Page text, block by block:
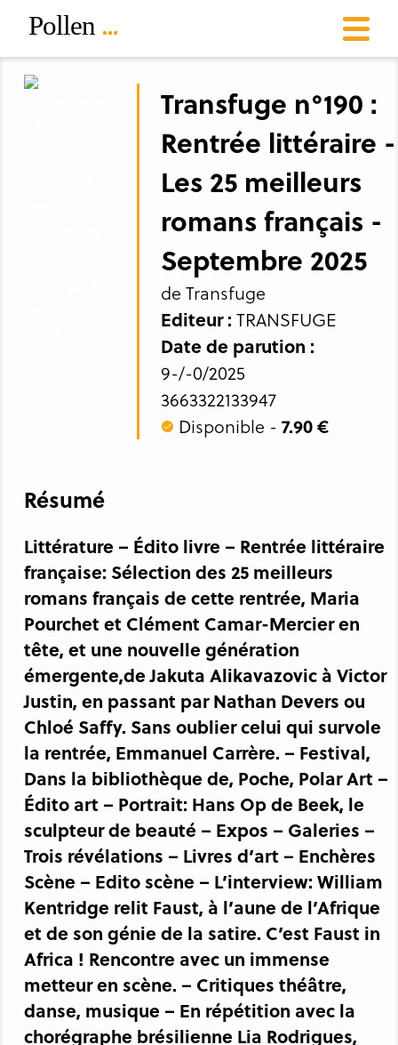
Transfuge n°190 :
Rentrée littéraire -
Les 25 meilleurs
romans français -
Septembre 2025
de Transfuge
Editeur : TRANSFUGE
Date de parution :
9-/-0/2025
3663322133947
Disponible - 7.90 €
Résumé
Littérature – Édito livre – Rentrée littéraire
française: Sélection des 25 meilleurs
romans français de cette rentrée, Maria
Pourchet et Clément Camar-Mercier en
tête, et une nouvelle génération
émergente,de Jakuta Alikavazovic à Victor
Justin, en passant par Nathan Devers ou
Chloé Saffy. Sans oublier celui qui survole
la rentrée, Emmanuel Carrère. – Festival,
Dans la bibliothèque de, Poche, Polar Art –
Édito art – Portrait: Hans Op de Beek, le
sculpteur de beauté – Expos – Galeries –
Trois révélations – Livres d’art – Enchères
Scène – Edito scène – L’interview: William
Kentridge relit Faust, à l’aune de l’Afrique
et de son génie de la satire. C’est Faust in
Africa ! Rencontre avec un immense
metteur en scène. – Critiques théâtre,
danse, musique – En répétition avec la
chorégraphe brésilienne Lia Rodrigues,